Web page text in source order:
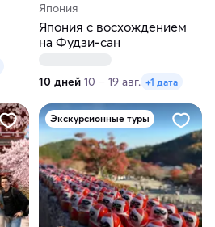
Япония
Япония с восхождением
на Фудзи-сан
10 дней 10 – 19 авг. +1 дата
Экскурсионные туры